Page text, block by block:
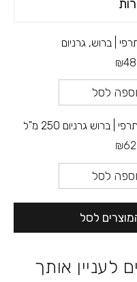
| ברוש, גרניום
לסל
| ברוש גרניום 250 מ"ל
לסל
לעניין אותך